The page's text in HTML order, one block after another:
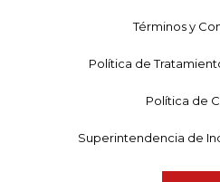
Términos y
Política de
Política de
Superintendencia de